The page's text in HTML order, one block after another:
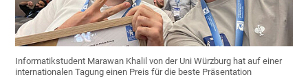
Informatikstudent Marawan Khalil von der Uni Würzburg hat auf einer
internationalen Tagung einen Preis für die beste Präsentation